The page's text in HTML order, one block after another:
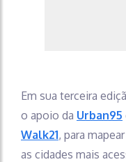
Em sua terceira
o apoio da Urban95
Walk21, para
as cidades mais